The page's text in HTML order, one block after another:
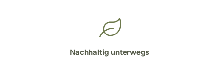
Nachhaltig unterwegs